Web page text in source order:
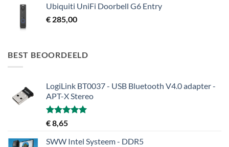
Ubiquiti UniFi Doorbell G6 Entry
€ 285,00
BEST BEOORDEELD
LogiLink BT0037 - USB Bluetooth V4.0 adapter -
APT-X Stereo
Gewaardeerd
5.00
€8,65
SWW Intel Systeem - DDR5